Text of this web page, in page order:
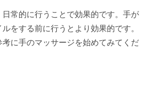
常的に行うことで効果的です。手が
をする前に行うとより効果的です。
に手のマッサージを始めてみてくだ